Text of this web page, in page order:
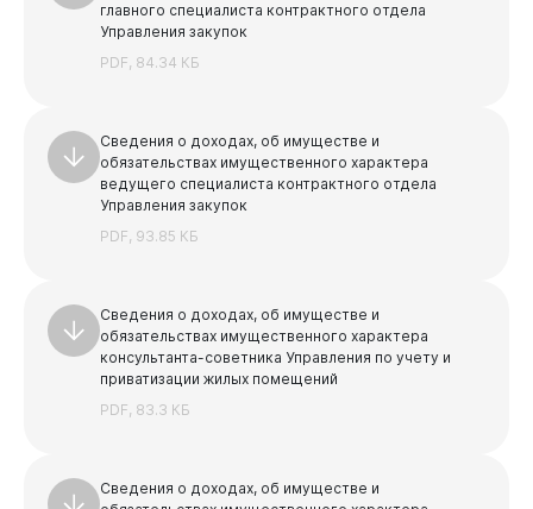
Виртуальная
главного специалиста контрактного отдела
Управления закупок
PDF, 84.34 КБ
Сведения о доходах, об имуществе и
обязательствах имущественного характера
ведущего специалиста контрактного отдела
Управления закупок
PDF, 93.85 КБ
Сведения о доходах, об имуществе и
обязательствах имущественного характера
консультанта-советника Управления по учету и
приватизации жилых помещений
PDF, 83.3 КБ
Сведения о доходах, об имуществе и